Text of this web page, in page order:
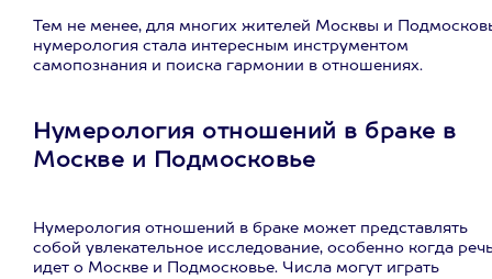
Тем не менее, для многих жителей Москвы и
нумерология стала интересным инструментом
самопознания и поиска гармонии в отношениях.
Нумерология отношений в браке в
Москве и Подмосковье
Нумерология отношений в браке может представлять
собой увлекательное исследование, особенно когда
идет о Москве и Подмосковье. Числа могут играть